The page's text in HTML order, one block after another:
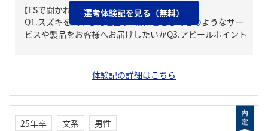
【ESで聞かれた質問】
Q1.スズキを志望した理由Q2.技術者としてどのようなサー
ビスや製品をお客様へお届けしたいかQ3.アピールポイント
体験記の詳細はこちら
選考体験記を見る（無料）
25年卒 文系
男性